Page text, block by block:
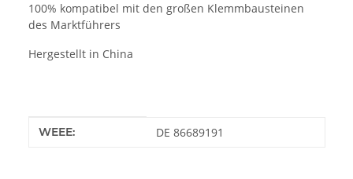
100% kompatibel mit den großen Klemmbausteinen
des Marktführers
Hergestellt in China
Produkteigenschaft
Wert
WEEE: DE 86689191